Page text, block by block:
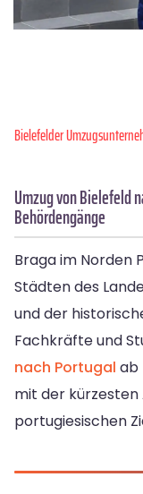
Bielefelder
Umzug von Bielefeld
Behördengänge
Braga im Norden
Städten des
und der
Fachkräfte und
nach Portugal ab
mit der
portugiesischen